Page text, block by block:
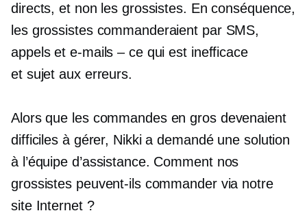
directs, et non les grossistes. En conséquence,
les grossistes commanderaient par SMS,
appels et e-mails – ce qui est inefficace
et sujet aux erreurs.
Alors que les commandes en gros devenaient
difficiles à gérer, Nikki a demandé une solution
à l’équipe d’assistance. Comment nos
grossistes peuvent-ils commander via notre
site Internet ?